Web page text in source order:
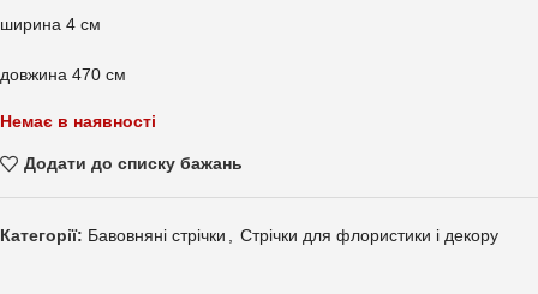
ширина 4 см
довжина 470 см
Немає в наявності
Додати до списку бажань
Категорії: Бавовняні стрічки Стрічки для флористики і декору